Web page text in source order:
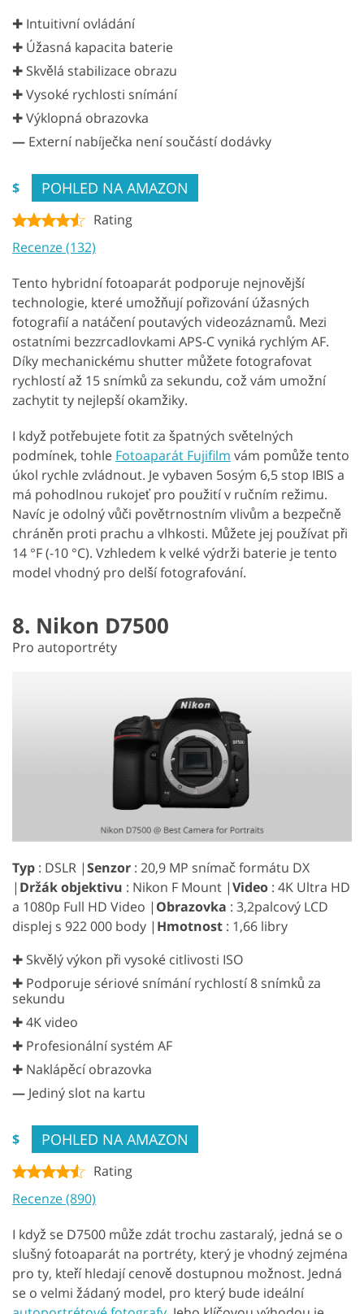
✚ Intuitivní ovládání
✚ Úžasná kapacita baterie
✚ Skvělá stabilizace obrazu
✚ Vysoké rychlosti snímání
✚ Výklopná obrazovka
— Externí nabíječka není součástí dodávky
$ POHLED NA AMAZON
Rating
Recenze (132)
Tento hybridní fotoaparát podporuje nejnovější
technologie, které umožňují pořizování úžasných
fotografií a natáčení poutavých videozáznamů. Mezi
ostatními bezzrcadlovkami APS-C vyniká rychlým AF.
Díky mechanickému shutter můžete fotografovat
rychlostí až 15 snímků za sekundu, což vám umožní
zachytit ty nejlepší okamžiky.
I když potřebujete fotit za špatných světelných
podmínek, tohle Fotoaparát Fujifilm vám pomůže tento
úkol rychle zvládnout. Je vybaven 5osým 6,5 stop IBIS a
má pohodlnou rukojeť pro použití v ručním režimu.
Navíc je odolný vůči povětrnostním vlivům a bezpečně
chráněn proti prachu a vlhkosti. Můžete jej používat při
14 °F (-10 °C). Vzhledem k velké výdrži baterie je tento
model vhodný pro delší fotografování.
8. Nikon D7500
Pro autoportréty
Typ : DSLR |Senzor : 20,9 MP snímač formátu DX
| Držák objektivu : Nikon F Mount |Video : 4K Ultra HD
a 1080p Full HD Video | Obrazovka : 3,2palcový LCD
displej s 922 000 body | Hmotnost : 1,66 libry
✚ Skvělý výkon při vysoké citlivosti ISO
✚ Podporuje sériové snímání rychlostí 8 snímků za
sekundu
✚ 4K video
✚ Profesionální systém AF
✚ Naklápěcí obrazovka
— Jediný slot na kartu
$ POHLED NA AMAZON
Rating
Recenze (890)
I když se D7500 může zdát trochu zastaralý, jedná se o
slušný fotoaparát na portréty, který je vhodný zejména
pro ty, kteří hledají cenově dostupnou možnost. Jedná
se o velmi žádaný model, pro který bude ideální